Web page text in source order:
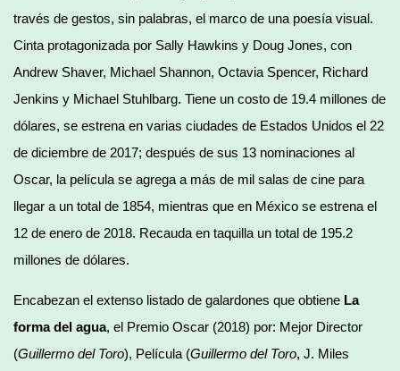
través de gestos, sin palabras, el marco de una poesía visual.
Cinta protagonizada por Sally Hawkins y Doug Jones, con
Andrew Shaver, Michael Shannon, Octavia Spencer, Richard
Jenkins y Michael Stuhlbarg. Tiene un costo de 19.4 millones de
dólares, se estrena en varias ciudades de Estados Unidos el 22
de diciembre de 2017; después de sus 13 nominaciones al
Oscar, la película se agrega a más de mil salas de cine para
llegar a un total de 1854, mientras que en México se estrena el
12 de enero de 2018. Recauda en taquilla un total de 195.2
millones de dólares.
Encabezan el extenso listado de galardones que obtiene La
forma del agua, el Premio Oscar (2018) por: Mejor Director
(Guillermo del Toro), Película (Guillermo del Toro, J. Miles